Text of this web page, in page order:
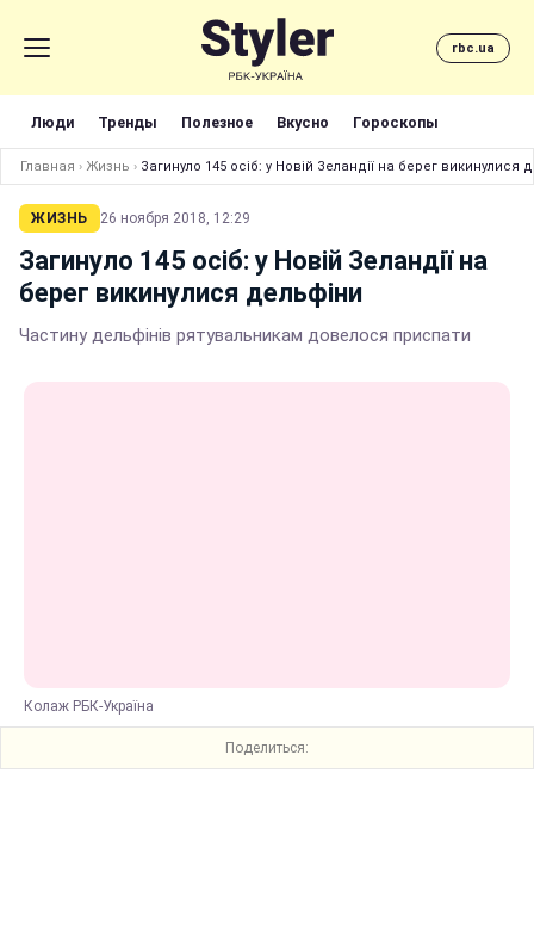
rbc.ua
Люди Тренды Полезное Вкусно Гороскопы
Главная › Жизнь › Загинуло 145 осіб: у Новій Зеландії на берег викинулися
ЖИЗНЬ 26 ноября 2018, 12:29
Загинуло 145 осіб: у Новій Зеландії на
берег викинулися дельфіни
Частину дельфінів рятувальникам довелося приспати
Колаж РБК-Україна
Поделиться: